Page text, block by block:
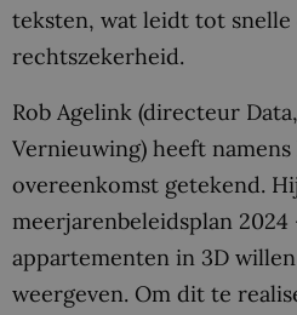
teksten, wat leidt tot
rechtszekerheid.
Rob Agelink (directeur
Vernieuwing) heeft
overeenkomst getekend.
meerjarenbeleidsplan
appartementen in 3D
weergeven. Om dit te